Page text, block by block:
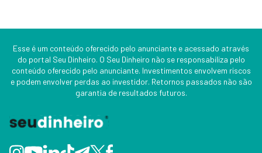
Esse é um conteúdo oferecido pelo anunciante e acessado através
do portal Seu Dinheiro. O Seu Dinheiro não se responsabiliza pelo
conteúdo oferecido pelo anunciante. Investimentos envolvem riscos
e podem envolver perdas ao investidor. Retornos passados não são
garantia de resultados futuros.